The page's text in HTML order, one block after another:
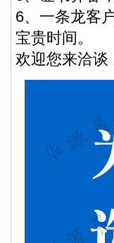
6、一条龙客
宝贵时间。
欢迎您来洽谈